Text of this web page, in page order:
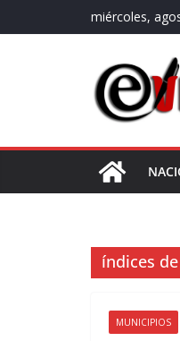
al
miércoles,
índices
MUNICIPIOS